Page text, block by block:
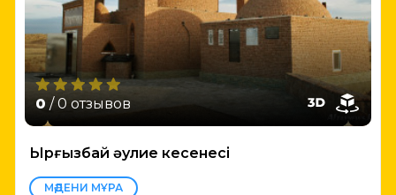
0 / 0 отзывов
Ырғызбай әулие кесенесі
МӘДЕНИ МҰРА